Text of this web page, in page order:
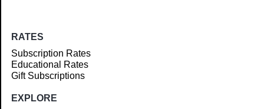
RATES
Subscription Rates
Educational Rates
Gift Subscriptions
EXPLORE